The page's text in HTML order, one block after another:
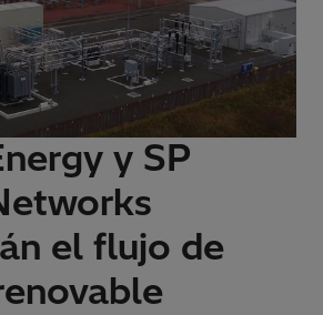
y SP
el flujo de